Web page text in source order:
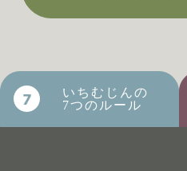
いちむじんの
7つのルール